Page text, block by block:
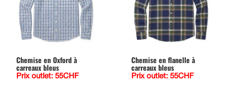
Chemise en Oxford à
carreaux bleus
Prix outlet: 55CHF
Chemise en flanelle à
carreaux bleus
Prix outlet: 55CHF